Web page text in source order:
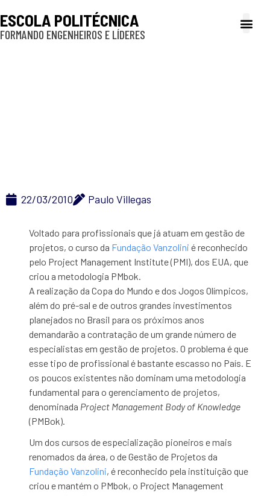
ESCOLA POLITÉCNICA
FORMANDO ENGENHEIROS E LÍDERES
22/03/2010 Paulo Villegas
Voltado para profissionais que já atuam em gestão de
projetos, o curso da Fundação Vanzolini é reconhecido
pelo Project Management Institute (PMI), dos EUA, que
criou a metodologia PMbok.
A realização da Copa do Mundo e dos Jogos Olímpicos,
além do pré-sal e de outros grandes investimentos
planejados no Brasil para os próximos anos
demandarão a contratação de um grande número de
especialistas em gestão de projetos. O problema é que
esse tipo de profissional é bastante escasso no País. E
os poucos existentes não dominam uma metodologia
fundamental para o gerenciamento de projetos,
denominada Project Management Body of Knowledge
(PMBok).
Um dos cursos de especialização pioneiros e mais
renomados da área, o de Gestão de Projetos da
Fundação Vanzolini, é reconhecido pela instituição que
criou e mantém o PMbok, o Project Management